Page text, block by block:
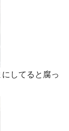
してると腐っ